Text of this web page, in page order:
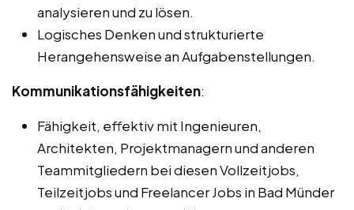
analysieren und zu lösen.
Logisches Denken und strukturierte
Herangehensweise an Aufgabenstellungen.
Kommunikationsfähigkeiten:
Fähigkeit, effektiv mit Ingenieuren,
Architekten, Projektmanagern und anderen
Teammitgliedern bei diesen Vollzeitjobs,
Teilzeitjobs und Freelancer Jobs in Bad Münder